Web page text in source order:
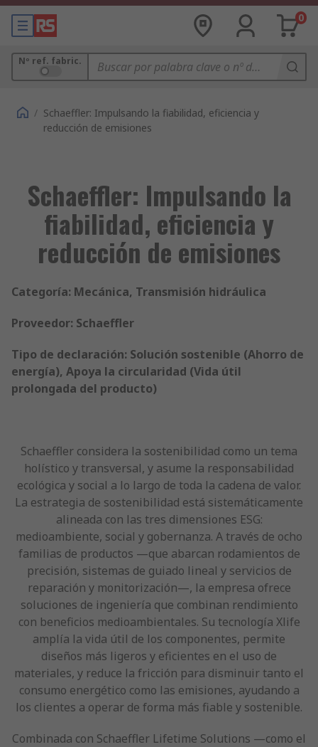
0
Nº ref. fabric.
/ Schaeffler: Impulsando la fiabilidad, eficiencia y
reducción de emisiones
Schaeffler: Impulsando la
fiabilidad, eficiencia y
reducción de emisiones
Categoría: Mecánica, Transmisión hidráulica
Proveedor: Schaeffler
Tipo de declaración: Solución sostenible (Ahorro de
energía), Apoya la circularidad (Vida útil
prolongada del producto)
Schaeffler considera la sostenibilidad como un tema
holístico y transversal, y asume la responsabilidad
ecológica y social a lo largo de toda la cadena de valor.
La estrategia de sostenibilidad está sistemáticamente
alineada con las tres dimensiones ESG:
medioambiente, social y gobernanza. A través de ocho
familias de productos —que abarcan rodamientos de
precisión, sistemas de guiado lineal y servicios de
reparación y monitorización—, la empresa ofrece
soluciones de ingeniería que combinan rendimiento
con beneficios medioambientales. Su tecnología Xlife
amplía la vida útil de los componentes, permite
diseños más ligeros y eficientes en el uso de
materiales, y reduce la fricción para disminuir tanto el
consumo energético como las emisiones, ayudando a
los clientes a operar de forma más fiable y sostenible.
Combinada con Schaeffler Lifetime Solutions —como el